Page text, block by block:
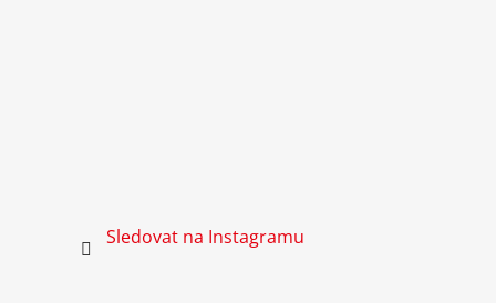
Sledovat na Instagramu